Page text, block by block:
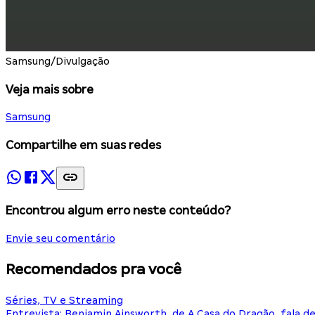
Samsung/Divulgação
Veja mais sobre
Samsung
Compartilhe em suas redes
Encontrou algum erro neste conteúdo?
Envie seu comentário
Recomendados pra você
Séries, TV e Streaming